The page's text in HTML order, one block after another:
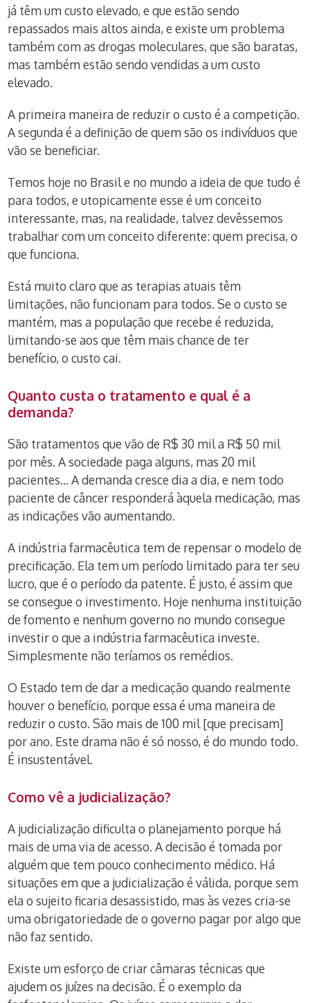
já têm um custo elevado, e que estão sendo
repassados mais altos ainda, e existe um problema
também com as drogas moleculares, que são baratas,
mas também estão sendo vendidas a um custo
elevado.
A primeira maneira de reduzir o custo é a competição.
A segunda é a definição de quem são os indivíduos que
vão se beneficiar.
Temos hoje no Brasil e no mundo a ideia de que tudo é
para todos, e utopicamente esse é um conceito
interessante, mas, na realidade, talvez devêssemos
trabalhar com um conceito diferente: quem precisa, o
que funciona.
Está muito claro que as terapias atuais têm
limitações, não funcionam para todos. Se o custo se
mantém, mas a população que recebe é reduzida,
limitando-se aos que têm mais chance de ter
benefício, o custo cai.
Quanto custa o tratamento e qual é a
demanda?
São tratamentos que vão de R$ 30 mil a R$ 50 mil
por mês. A sociedade paga alguns, mas 20 mil
pacientes… A demanda cresce dia a dia, e nem todo
paciente de câncer responderá àquela medicação, mas
as indicações vão aumentando.
A indústria farmacêutica tem de repensar o modelo de
precificação. Ela tem um período limitado para ter seu
lucro, que é o período da patente. É justo, é assim que
se consegue o investimento. Hoje nenhuma instituição
de fomento e nenhum governo no mundo consegue
investir o que a indústria farmacêutica investe.
Simplesmente não teríamos os remédios.
O Estado tem de dar a medicação quando realmente
houver o benefício, porque essa é uma maneira de
reduzir o custo. São mais de 100 mil [que precisam]
por ano. Este drama não é só nosso, é do mundo todo.
É insustentável.
Como vê a judicialização?
A judicialização dificulta o planejamento porque há
mais de uma via de acesso. A decisão é tomada por
alguém que tem pouco conhecimento médico. Há
situações em que a judicialização é válida, porque sem
ela o sujeito ficaria desassistido, mas às vezes cria-se
uma obrigatoriedade de o governo pagar por algo que
não faz sentido.
Existe um esforço de criar câmaras técnicas que
ajudem os juízes na decisão. É o exemplo da